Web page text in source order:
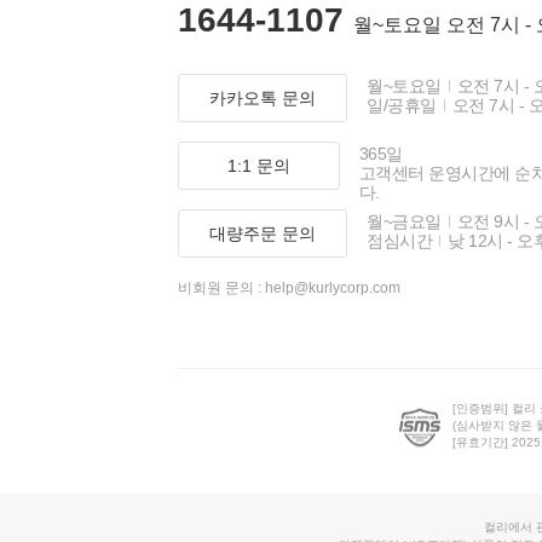
1644-1107 월~토요일 오전 7시 -
카카오톡 문의
월~토요일
오전 7시 -
일/공휴일
오전 7시 -
1:1 문의
365일
고객센터 운영시간에 순
다.
대량주문 문의
월~금요일
오전 9시 -
점심시간
낮 12시 - 오
비회원 문의 : help@kurlycorp.com
[인증범위] 컬리
(심사받지 않은
[유효기간]
컬리에서